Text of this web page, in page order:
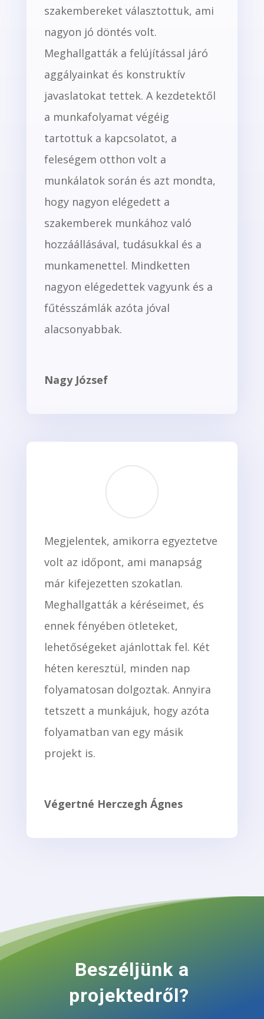
szakembereket választottuk, ami
nagyon jó döntés volt.
Meghallgatták a felújítással járó
aggályainkat és konstruktív
javaslatokat tettek. A kezdetektől
a munkafolyamat végéig
tartottuk a kapcsolatot, a
feleségem otthon volt a
munkálatok során és azt mondta,
hogy nagyon elégedett a
szakemberek munkához való
hozzáállásával, tudásukkal és a
munkamenettel. Mindketten
nagyon elégedettek vagyunk és a
fűtésszámlák azóta jóval
alacsonyabbak.
Nagy József
Megjelentek, amikorra egyeztetve
volt az időpont, ami manapság
már kifejezetten szokatlan.
Meghallgatták a kéréseimet, és
ennek fényében ötleteket,
lehetőségeket ajánlottak fel. Két
héten keresztül, minden nap
folyamatosan dolgoztak. Annyira
tetszett a munkájuk, hogy azóta
folyamatban van egy másik
projekt is.
Végertné Herczegh Ágnes
Beszéljünk a
projektedről?